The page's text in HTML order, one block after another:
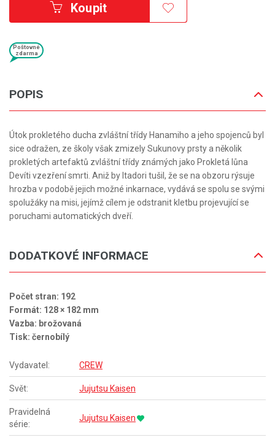
Koupit
Poštovné
zdarma
POPIS
Útok prokletého ducha zvláštní třídy Hanamiho a jeho spojenců byl
sice odražen, ze školy však zmizely Sukunovy prsty a několik
prokletých artefaktů zvláštní třídy známých jako Prokletá lůna
Devíti vzezření smrti. Aniž by Itadori tušil, že se na obzoru rýsuje
hrozba v podobě jejich možné inkarnace, vydává se spolu se svými
spolužáky na misi, jejímž cílem je odstranit kletbu projevující se
poruchami automatických dveří.
DODATKOVÉ INFORMACE
Počet stran: 192
Formát: 128 × 182 mm
Vazba: brožovaná
Tisk: černobílý
Vydavatel: CREW
Svět: Jujutsu Kaisen
Pravidelná
série:
Jujutsu Kaisen